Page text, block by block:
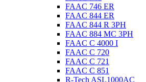
FAAC 746 ER
FAAC 844 ER
FAAC 844 R 3PH
FAAC 884 MC 3PH
FAAC C 4000 I
FAAC C 720
FAAC C 721
FAAC C 851
R-Tech ASL1000AC